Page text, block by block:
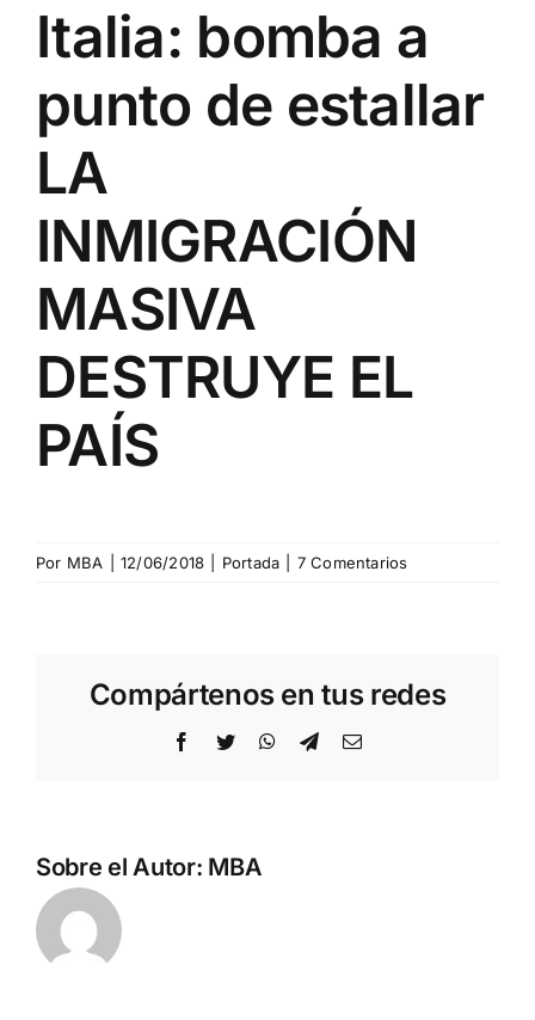
Italia: bomba a
punto de estallar
LA
INMIGRACIÓN
MASIVA
DESTRUYE EL
PAÍS
Por MBA 12/06/2018 Portada 7 Comentarios
Compártenos en tus redes
Facebook
Twitter WhatsApp
TelegramCorreo
Sobre el Autor: MBA